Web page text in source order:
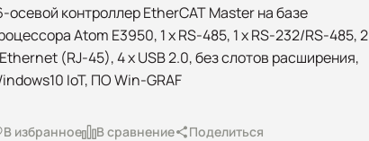
осевой контроллер EtherCAT Master на базе
Atom E3950, 1 x RS-485, 1 x RS-232/RS-485, 2
(RJ-45), 4 x USB 2.0, без слотов расширения,
IoT, ПО Win-GRAF
В избранное В сравнение Поделиться